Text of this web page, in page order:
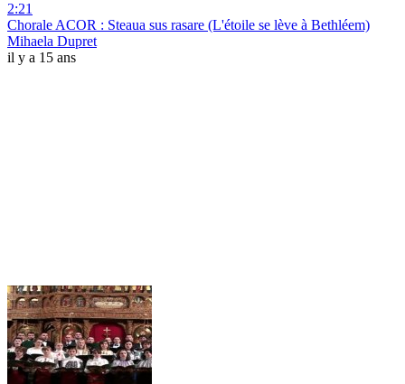
2:21
Chorale ACOR : Steaua sus rasare (L'étoile se lève à Bethléem)
Mihaela Dupret
il y a 15 ans